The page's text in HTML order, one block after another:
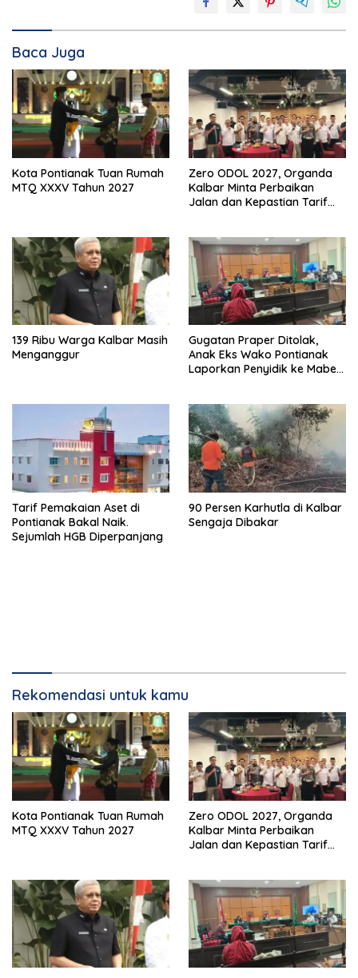
Baca Juga
Kota Pontianak Tuan Rumah
MTQ XXXV Tahun 2027
Zero ODOL 2027, Organda
Kalbar Minta Perbaikan
Jalan dan Kepastian Tarif
139 Ribu Warga Kalbar Masih
Menganggur
Gugatan Praper Ditolak,
Anak Eks Wako Pontianak
Laporkan Penyidik ke Mabes
Tarif Pemakaian Aset di
Pontianak Bakal Naik.
Sejumlah HGB Diperpanjang
90 Persen Karhutla di Kalbar
Sengaja Dibakar
Rekomendasi untuk kamu
Kota Pontianak Tuan Rumah
MTQ XXXV Tahun 2027
Zero ODOL 2027, Organda
Kalbar Minta Perbaikan
Jalan dan Kepastian Tarif